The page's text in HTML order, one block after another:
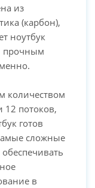
из
(карбон),
ноутбук
прочным
количеством
12 потоков,
готов
сложные
в